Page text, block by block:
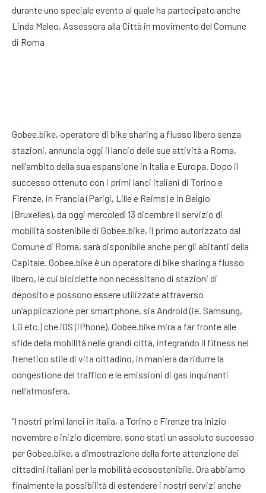
durante uno speciale evento al quale ha partecipato anche
Linda Meleo, Assessora alla Città in movimento del Comune
di Roma
Gobee.bike, operatore di bike sharing a flusso libero senza
stazioni, annuncia oggi il lancio delle sue attività a Roma,
nell’ambito della sua espansione in Italia e Europa. Dopo il
successo ottenuto con i primi lanci italiani di Torino e
Firenze, in Francia (Parigi, Lille e Reims) e in Belgio
(Bruxelles), da oggi mercoledì 13 dicembre il servizio di
mobilità sostenibile di Gobee.bike, il primo autorizzato dal
Comune di Roma, sarà disponibile anche per gli abitanti della
Capitale. Gobee.bike è un operatore di bike sharing a flusso
libero, le cui biciclette non necessitano di stazioni di
deposito e possono essere utilizzate attraverso
un’applicazione per smartphone, sia Android (ie. Samsung,
LG etc.) che iOS (iPhone). Gobee.bike mira a far fronte alle
sfide della mobilità nelle grandi città, integrando il fitness nel
frenetico stile di vita cittadino, in maniera da ridurre la
congestione del traffico e le emissioni di gas inquinanti
nell’atmosfera.
“I nostri primi lanci in Italia, a Torino e Firenze tra inizio
novembre e inizio dicembre, sono stati un assoluto successo
per Gobee.bike, a dimostrazione della forte attenzione dei
cittadini italiani per la mobilità ecosostenibile. Ora abbiamo
finalmente la possibilità di estendere i nostri servizi anche